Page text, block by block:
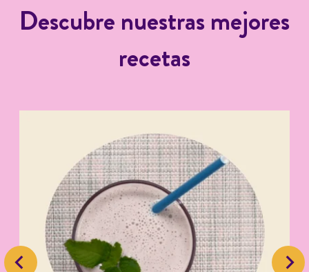
Descubre nuestras mejores
recetas